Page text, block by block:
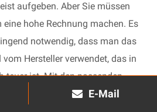
E-Mail
aufgeben. Aber Sie müssen
hohe Rechnung machen. Es
notwendig, dass man das
Hersteller verwendet, das in
teuer ist. Mit den passenden
gebrauchte Getriebe schnell